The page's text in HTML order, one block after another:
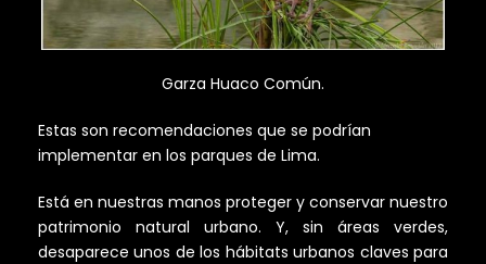
Garza Huaco Común.
Estas son recomendaciones que se podrían
implementar en los parques de Lima.
Está en nuestras manos proteger y conservar nuestro
patrimonio natural urbano. Y, sin áreas verdes,
desaparece unos de los hábitats urbanos claves para